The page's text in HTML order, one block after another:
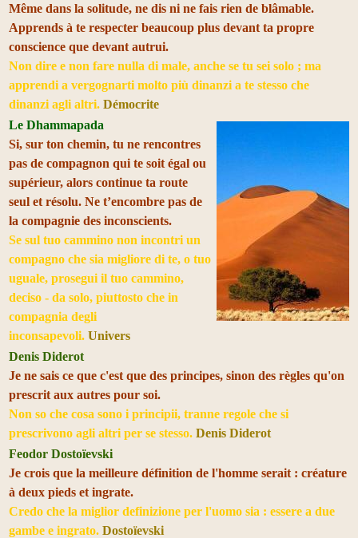
Même dans la solitude, ne dis ni ne fais rien de blâmable.
Apprends à te respecter beaucoup plus devant ta propre
conscience que devant autrui.
Non dire e non fare nulla di male, anche se tu sei solo ; ma
apprendi a vergognarti molto più dinanzi a te stesso che
dinanzi agli altri. Démocrite
Le Dhammapada
Si, sur ton chemin, tu ne rencontres
pas de compagnon qui te soit égal ou
supérieur, alors continue ta route
seul et résolu. Ne t’encombre pas de
la compagnie des inconscients.
Se sul tuo cammino non incontri un
compagno che sia migliore di te, o tuo
uguale, prosegui il tuo cammino,
deciso - da solo, piuttosto che in
compagnia degli
inconsapevoli. Univers
Denis Diderot
Je ne sais ce que c'est que des principes, sinon des règles qu'on
prescrit aux autres pour soi.
Non so che cosa sono i principii, tranne regole che si
prescrivono agli altri per se stesso. Denis Diderot
Feodor Dostoïevski
Je crois que la meilleure définition de l'homme serait : créature
à deux pieds et ingrate.
Credo che la miglior definizione per l'uomo sia : essere a due
gambe e ingrato. Dostoïevski